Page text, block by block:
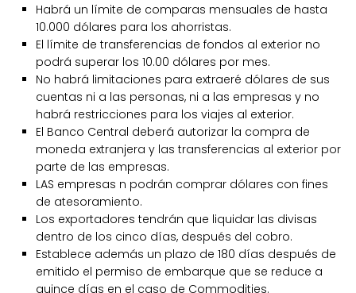
Habrá un límite de comparas mensuales de hasta
10.000 dólares para los ahorristas.
El límite de transferencias de fondos al exterior no
podrá superar los 10.00 dólares por mes.
No habrá limitaciones para extraeré dólares de sus
cuentas ni a las personas, ni a las empresas y no
habrá restricciones para los viajes al exterior.
El Banco Central deberá autorizar la compra de
moneda extranjera y las transferencias al exterior por
parte de las empresas.
LAS empresas n podrán comprar dólares con fines
de atesoramiento.
Los exportadores tendrán que liquidar las divisas
dentro de los cinco días, después del cobro.
Establece además un plazo de 180 días después de
emitido el permiso de embarque que se reduce a
quince días en el caso de Commodities.